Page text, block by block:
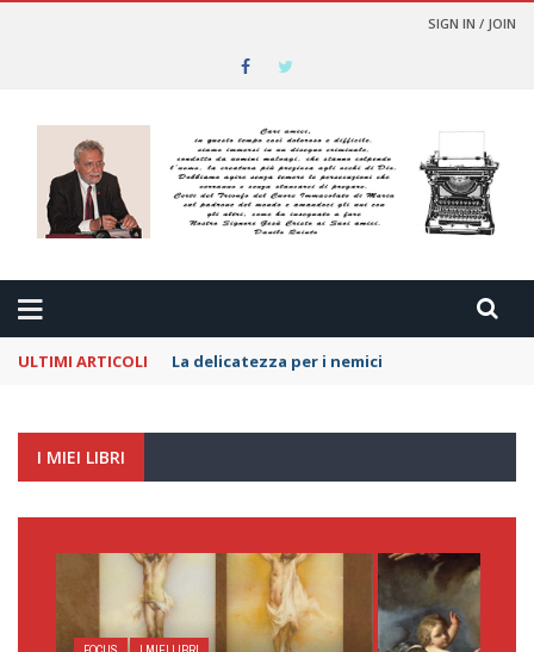
SIGN IN / JOIN
ULTIMI ARTICOLI La delicatezza per i nemici
I MIEI LIBRI
FOCUS